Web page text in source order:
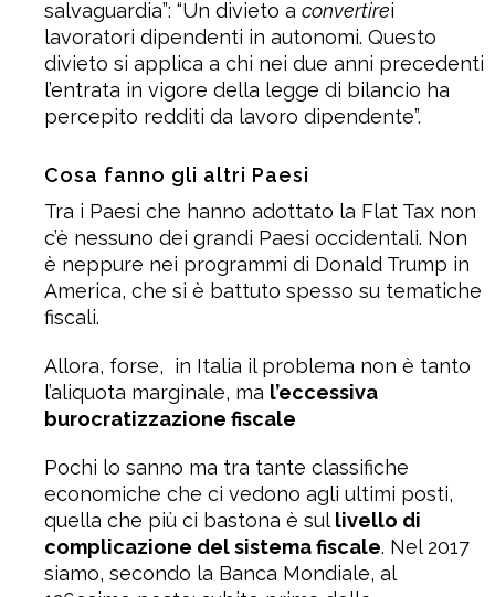
salvaguardia”: “Un divieto a convertirei
lavoratori dipendenti in autonomi. Questo
divieto si applica a chi nei due anni precedenti
l’entrata in vigore della legge di bilancio ha
percepito redditi da lavoro dipendente”.
Cosa fanno gli altri Paesi
Tra i Paesi che hanno adottato la Flat Tax non
c’è nessuno dei grandi Paesi occidentali. Non
è neppure nei programmi di Donald Trump in
America, che si è battuto spesso su tematiche
fiscali.
Allora, forse, in Italia il problema non è tanto
l’aliquota marginale, ma l’eccessiva
burocratizzazione fiscale
Pochi lo sanno ma tra tante classifiche
economiche che ci vedono agli ultimi posti,
quella che più ci bastona è sul livello di
complicazione del sistema fiscale. Nel 2017
siamo, secondo la Banca Mondiale, al